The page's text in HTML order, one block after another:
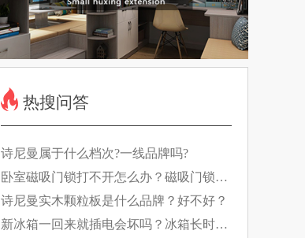
热搜问答
诗尼曼属于什么档次?一线品牌吗?
卧室磁吸门锁打不开怎么办？磁吸门锁如
何工作的？
诗尼曼实木颗粒板是什么品牌？好不好？
新冰箱一回来就插电会坏吗？冰箱长时间